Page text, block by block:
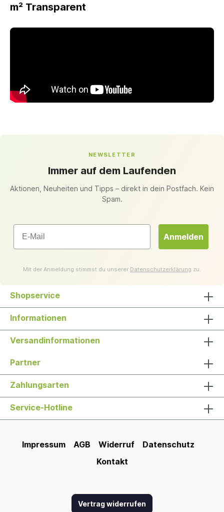
m² Transparent
NEWSLETTER
Immer auf dem Laufenden
Aktionen, Neuheiten und Tipps – direkt in dein Postfach. Kein
Spam.
Email
Anmelden
Mit der Anmeldung stimmst du unserer Datenschutzerklärung zu.
Shopservice
Informationen
Versandinformationen
Partner
Zahlungsarten
Service-Hotline
Impressum AGB Widerruf
Datenschutz
Kontakt
Vertrag widerrufen